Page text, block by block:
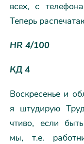
всех, с
Теперь
HR 4/100
КД 4
Воскресенье и
я штудирую
чтиво, если
мы, т.е.